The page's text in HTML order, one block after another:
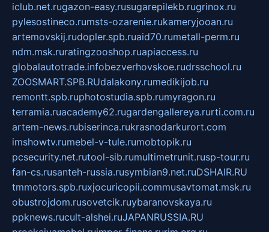
iclub.net.rugazon-easy.rusugarepilekb.rugrinox.ru
pylesostineco.rumsts-ozarenie.rukameryjooan.ru
artemovskij.rudopler.spb.ruaid70.rumetall-perm.ru
ndm.msk.ruratingzooshop.ruapiaccess.ru
globalautotrade.infobezverhovskoe.rudrsschool.ru
ZOOSMART.SPB.RUdalakony.rumedikijob.ru
remontt.spb.ruphotostudia.spb.rumyragon.ru
terramia.ruacademy62.rugardengallereya.rurti.com.ru
artem-news.rubiserinca.rukrasnodarkurort.com
imshowtv.rumebel-v-tule.rumobtopik.ru
pcsecurity.net.rutool-sib.rumultimetrunit.rusp-tour.ru
fan-cs.rusanteh-russia.rusymbian9.net.ruDSHAIR.RU
tmmotors.spb.ruxjocuricopii.commusavtomat.msk.ru
obustrojdom.rusovetcik.ruybaranovskaya.ru
ppknews.rucult-alshei.ruJAPANRUSSIA.RU